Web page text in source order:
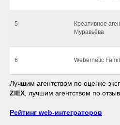
5
Креативное
Муравьёва
6 Webernetic
Лучшим агентством по оценке
ZIEX, лучшим агентством по
Рейтинг web-интеграторов